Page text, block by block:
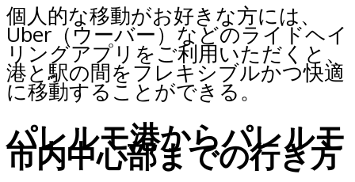
個人的な移動がお好きな方には、
Uber（ウーバー）などのライドヘイ
リングアプリをご利用いただくと、
港と駅の間をフレキシブルかつ快適
に移動することができる。
パレルモ港からパレルモ
市内中心部までの行き方